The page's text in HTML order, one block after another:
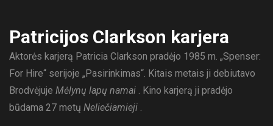
Patricijos Clarkson karjera
Aktorės karjerą Patricia Clarkson pradėjo 1985 m. „Spenser:
For Hire“ serijoje „Pasirinkimas“. Kitais metais ji debiutavo
Brodvėjuje Mėlynų lapų namai . Kino karjerą ji pradėjo
būdama 27 metų Neliečiamieji .